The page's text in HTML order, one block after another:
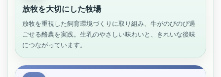
放牧を大切にした牧場
放牧を重視した飼育環境づくりに取り組み、牛がのびのび過
ごせる酪農を実践。生乳のやさしい味わいと、きれいな後味
につながっています。